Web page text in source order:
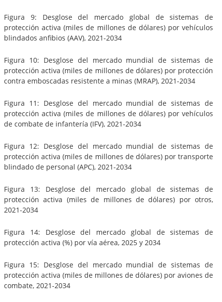
Figura 9: Desglose del mercado global de sistemas de
protección activa (miles de millones de dólares) por vehículos
blindados anfibios (AAV), 2021-2034
Figura 10: Desglose del mercado mundial de sistemas de
protección activa (miles de millones de dólares) por protección
contra emboscadas resistente a minas (MRAP), 2021-2034
Figura 11: Desglose del mercado mundial de sistemas de
protección activa (miles de millones de dólares) por vehículos
de combate de infantería (IFV), 2021-2034
Figura 12: Desglose del mercado mundial de sistemas de
protección activa (miles de millones de dólares) por transporte
blindado de personal (APC), 2021-2034
Figura 13: Desglose del mercado global de sistemas de
protección activa (miles de millones de dólares) por otros,
2021-2034
Figura 14: Desglose del mercado global de sistemas de
protección activa (%) por vía aérea, 2025 y 2034
Figura 15: Desglose del mercado mundial de sistemas de
protección activa (miles de millones de dólares) por aviones de
combate, 2021-2034